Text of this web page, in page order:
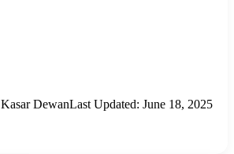
Kasar DewanLast Updated: June 18, 2025